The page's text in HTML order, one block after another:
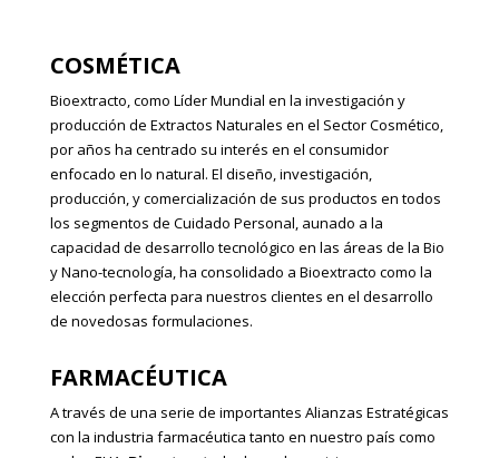
COSMÉTICA
Bioextracto, como Líder Mundial en la investigación y
producción de Extractos Naturales en el Sector Cosmético,
por años ha centrado su interés en el consumidor
enfocado en lo natural. El diseño, investigación,
producción, y comercialización de sus productos en todos
los segmentos de Cuidado Personal, aunado a la
capacidad de desarrollo tecnológico en las áreas de la Bio
y Nano-tecnología, ha consolidado a Bioextracto como la
elección perfecta para nuestros clientes en el desarrollo
de novedosas formulaciones.
FARMACÉUTICA
A través de una serie de importantes Alianzas Estratégicas
con la industria farmacéutica tanto en nuestro país como